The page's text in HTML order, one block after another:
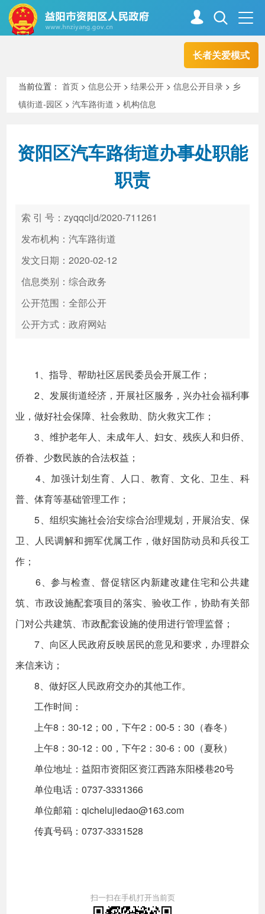
长者关爱模式
走进资阳
新闻中心 解读回应
政务服务
高效办成一件事
当前位置：首页 >信息公开 >结果公开 >信息公开目录 > 乡
镇街道-园区 >汽车路街道 >机构信息
资阳区汽车路街道办事处职能
职责
索 引 号：zyqqcljd/2020-711261
发布机构：汽车路街道
发文日期：2020-02-12
信息类别：综合政务
公开范围：全部公开
公开方式：政府网站
1、指导、帮助社区居民委员会开展工作；
2、发展街道经济，开展社区服务，兴办社会福利事
业，做好社会保障、社会救助、防火救灾工作；
3、维护老年人、未成年人、妇女、残疾人和归侨、
侨眷、少数民族的合法权益；
4、加强计划生育、人口、教育、文化、卫生、科
普、体育等基础管理工作；
5、组织实施社会治安综合治理规划，开展治安、保
卫、人民调解和拥军优属工作，做好国防动员和兵役工
作；
6、参与检查、督促辖区内新建改建住宅和公共建
筑、市政设施配套项目的落实、验收工作，协助有关部
门对公共建筑、市政配套设施的使用进行管理监督；
7、向区人民政府反映居民的意见和要求，办理群众
来信来访；
8、做好区人民政府交办的其他工作。
工作时间：
上午8：30-12；00，下午2：00-5：30（春冬）
上午8：30-12：00，下午2：30-6：00（夏秋）
单位地址：益阳市资阳区资江西路东阳楼巷20号
单位电话：0737-3331366
单位邮箱：qichelujiedao@163.com
传真号码：0737-3331528
扫一扫在手机打开当前页